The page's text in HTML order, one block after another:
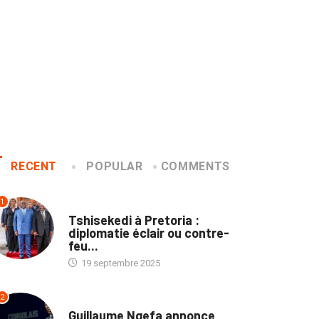
RECENT POPULAR COMMENTS
1
Tshisekedi à Pretoria :
diplomatie éclair ou contre-
feu...
19 septembre 2025
2
Guillaume Ngefa annonce